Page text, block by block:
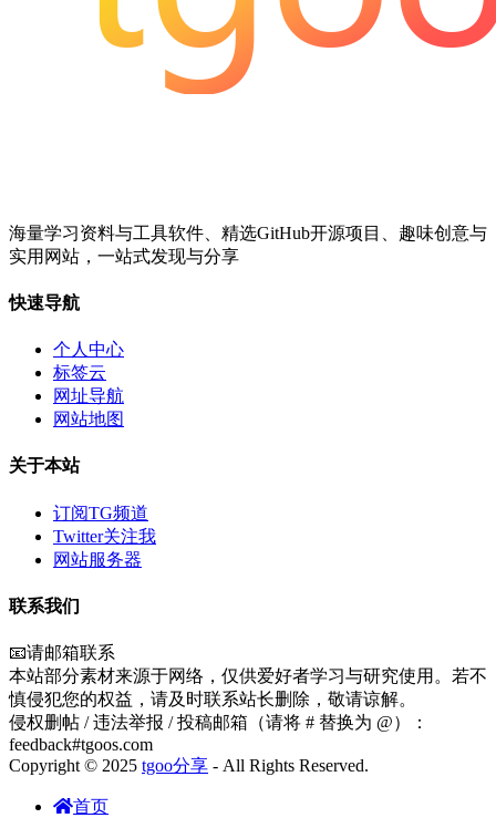
海量学习资料与工具软件、精选GitHub开源项目、趣味创意与
实用网站，一站式发现与分享
快速导航
个人中心
标签云
网址导航
网站地图
关于本站
订阅TG频道
Twitter关注我
网站服务器
联系我们
📧请邮箱联系
本站部分素材来源于网络，仅供爱好者学习与研究使用。若不
慎侵犯您的权益，请及时联系站长删除，敬请谅解。
侵权删帖 / 违法举报 / 投稿邮箱（请将 # 替换为 @）：
feedback#tgoos.com
Copyright © 2025 tgoo分享 - All Rights Reserved.
首页